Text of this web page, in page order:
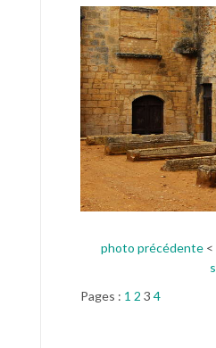
photo précédente <
Pages : 1 2 3 4